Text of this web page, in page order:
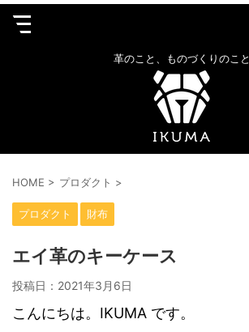
革のこと、ものづくりのこと
HOME > プロダクト >
プロダクト 財布
エイ革のキーケース
投稿日： 2021年3月6日
こんにちは。IKUMA です。